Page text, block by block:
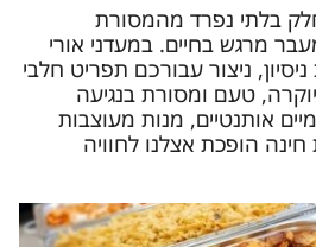
בלתי נפרד מהמסורת
מרגש בחיים. במעדני אורי
מעל 50 שנות ניסיון, ניצור עבורכם תפריט חלבי
טעם ומסורת בנגיעה
אותנטיים, מנות מעוצבות
חינה הופכת אצלנו לחוויה